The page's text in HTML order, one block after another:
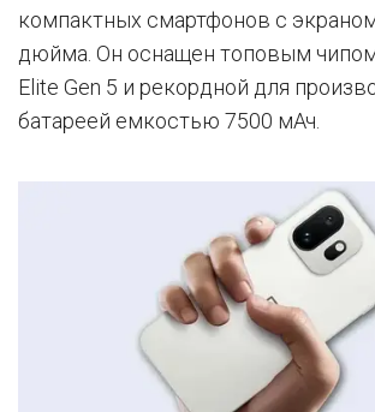
компактных смартфонов с
дюйма. Он оснащен топовым чипом
Elite Gen 5 и рекордной для
батареей емкостью 7500 мАч.